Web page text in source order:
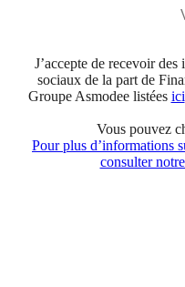
J’accepte de recevoir
sociaux de la part de
Groupe Asmodee listées ici
Vous pouvez
Pour plus d’informations
consulter